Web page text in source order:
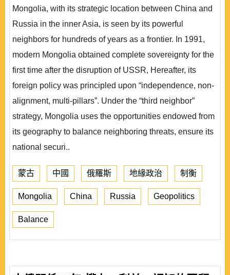
Mongolia, with its strategic location between China and
Russia in the inner Asia, is seen by its powerful
neighbors for hundreds of years as a frontier. In 1991,
modern Mongolia obtained complete sovereignty for the
first time after the disruption of USSR, Hereafter, its
foreign policy was principled upon “independence, non-
alignment, multi-pillars”. Under the “third neighbor”
strategy, Mongolia uses the opportunities endowed from
its geography to balance neighboring threats, ensure its
national securi..
蒙古 中國 俄羅斯 地緣政治 制衡
Mongolia China Russia Geopolitics
Balance